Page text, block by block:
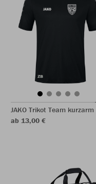
JAKO Trikot Team kurzarm
ab 13,00 €